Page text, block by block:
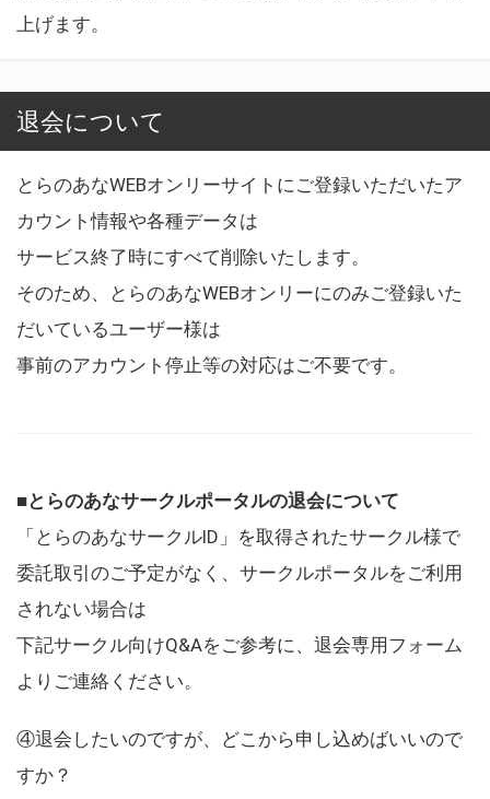
上げます。
退会について
とらのあなWEBオンリーサイトにご登録いただいたア
カウント情報や各種データは
サービス終了時にすべて削除いたします。
そのため、とらのあなWEBオンリーにのみご登録いた
だいているユーザー様は
事前のアカウント停止等の対応はご不要です。
■とらのあなサークルポータルの退会について
「とらのあなサークルID」を取得されたサークル様で
委託取引のご予定がなく、サークルポータルをご利用
されない場合は
下記サークル向けQ&Aをご参考に、退会専用フォーム
よりご連絡ください。
④退会したいのですが、どこから申し込めばいいので
すか？